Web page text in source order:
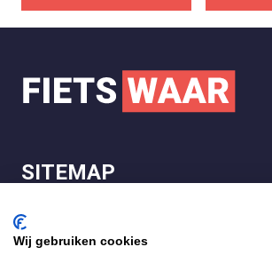
SITEMAP
LEGAL
Wij gebruiken cookies